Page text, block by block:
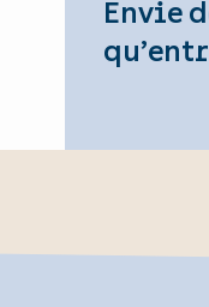
Envie